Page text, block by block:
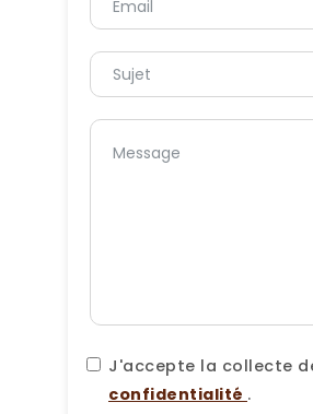
J'accepte la collecte
confidentialité .